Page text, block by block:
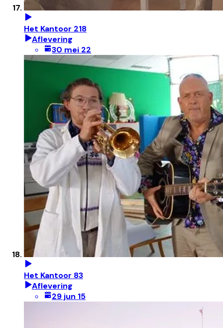
Het Kantoor 218
Aflevering
30 mei 22
Het Kantoor 83
Aflevering
29 jun 15